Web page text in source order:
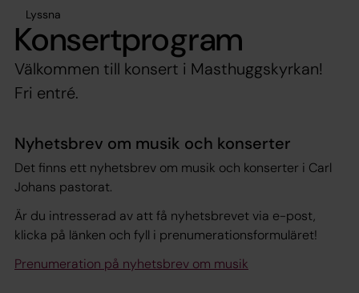
Lyssna
Konsertprogram
Välkommen till konsert i Masthuggskyrkan!
Fri entré.
Nyhetsbrev om musik och konserter
Det finns ett nyhetsbrev om musik och konserter i Carl
Johans pastorat.
Är du intresserad av att få nyhetsbrevet via e-post,
klicka på länken och fyll i prenumerationsformuläret!
Prenumeration på nyhetsbrev om musik